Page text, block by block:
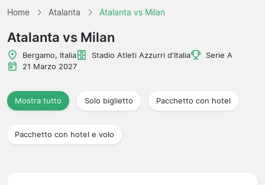
Home Atalanta Atalanta vs Milan
Atalanta vs Milan
Bergamo, Italia Stadio Atleti Azzurri d'Italia
Serie A
21 Marzo 2027
Mostra tutto Solo biglietto Pacchetto con hotel
Pacchetto con hotel e volo